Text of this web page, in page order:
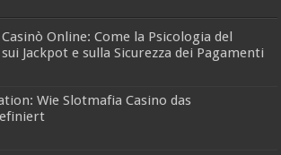
Online: Come la Psicologia del
Jackpot e sulla Sicurezza dei Pagamenti
Wie Slotmafia Casino das